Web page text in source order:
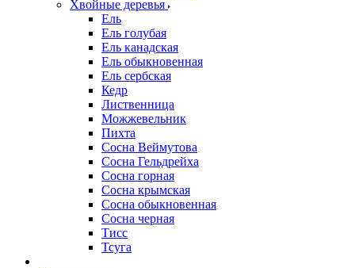
Хвойные деревья
Ель
Ель голубая
Ель канадская
Ель обыкновенная
Ель сербская
Кедр
Лиственница
Можжевельник
Пихта
Сосна Веймутова
Сосна Гельдрейха
Сосна горная
Сосна крымская
Сосна обыкновенная
Сосна черная
Тисс
Тсуга